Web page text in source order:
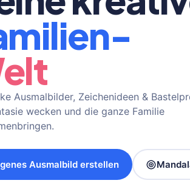
Ausmalbilder, Zeichenideen &
wecken und die ganze Familie
Ausmalbild erstellen